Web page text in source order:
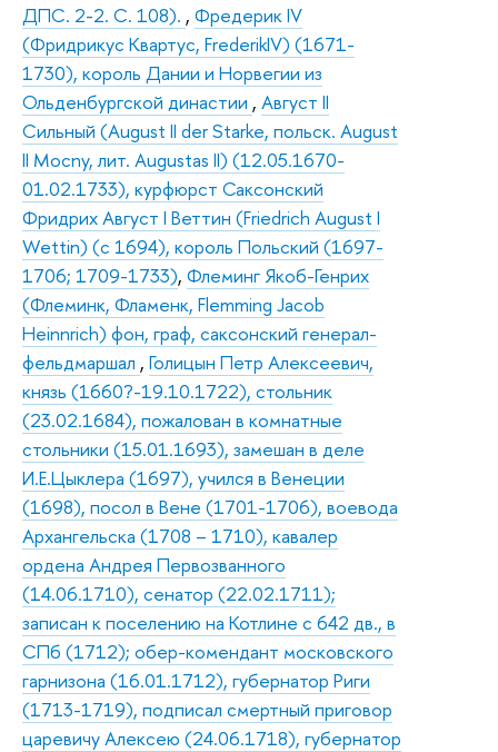
ДПС. 2-2. С. 108). , Фредерик IV
(Фридрикус Квартус, FrederikIV) (1671-
1730), король Дании и Норвегии из
Ольденбургской династии , Август II
Сильный (August II der Starke, польск. August
II Mocny, лит. Augustas II) (12.05.1670-
01.02.1733), курфюрст Саксонский
Фридрих Август I Веттин (Friedrich August I
Wettin) (с 1694), король Польский (1697-
1706; 1709-1733), Флеминг Якоб-Генрих
(Флеминк, Фламенк, Flemming Jacob
Heinnrich) фон, граф, саксонский генерал-
фельдмаршал , Голицын Петр Алексеевич,
князь (1660?-19.10.1722), стольник
(23.02.1684), пожалован в комнатные
стольники (15.01.1693), замешан в деле
И.Е.Цыклера (1697), учился в Венеции
(1698), посол в Вене (1701-1706), воевода
Архангельска (1708 – 1710), кавалер
ордена Андрея Первозванного
(14.06.1710), сенатор (22.02.1711);
записан к поселению на Котлине с 642 дв., в
СПб (1712); обер-комендант московского
гарнизона (16.01.1712), губернатор Риги
(1713-1719), подписал смертный приговор
царевичу Алексею (24.06.1718), губернатор